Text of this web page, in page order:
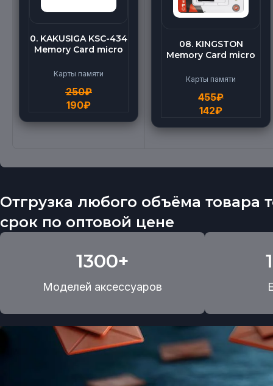
0. KAKUSIGA KSC-434
Memory Card micro
Speed (4G)
Карты памяти
250₽
190₽
08. KINGSTON
Memory Card micro
Карты памяти
455₽
142₽
Отгрузка любого объёма товара
срок по оптовой цене
1300+
Моделей аксессуаров